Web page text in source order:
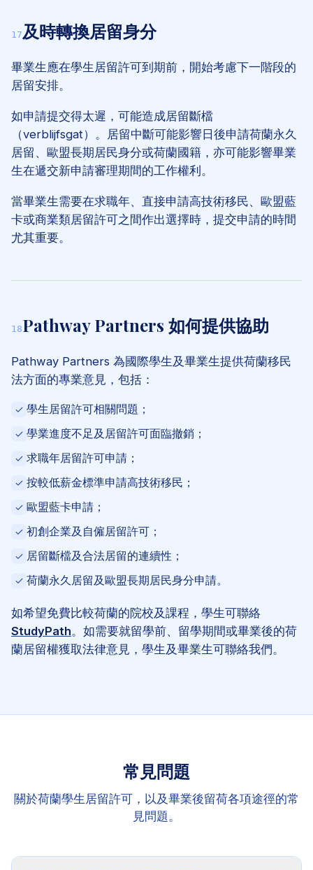
17及時轉換居留身分
畢業生應在學生居留許可到期前，開始考慮下一階段的
居留安排。
如申請提交得太遲，可能造成居留斷檔
（verblijfsgat）。居留中斷可能影響日後申請荷蘭永久
居留、歐盟長期居民身分或荷蘭國籍，亦可能影響畢業
生在遞交新申請審理期間的工作權利。
當畢業生需要在求職年、直接申請高技術移民、歐盟藍
卡或商業類居留許可之間作出選擇時，提交申請的時間
尤其重要。
18Pathway Partners 如何提供協助
Pathway Partners 為國際學生及畢業生提供荷蘭移民
法方面的專業意見，包括：
學生居留許可相關問題；
學業進度不足及居留許可面臨撤銷；
求職年居留許可申請；
按較低薪金標準申請高技術移民；
歐盟藍卡申請；
初創企業及自僱居留許可；
居留斷檔及合法居留的連續性；
荷蘭永久居留及歐盟長期居民身分申請。
如希望免費比較荷蘭的院校及課程，學生可聯絡
StudyPath。如需要就留學前、留學期間或畢業後的荷
蘭居留權獲取法律意見，學生及畢業生可聯絡我們。
常見問題
關於荷蘭學生居留許可，以及畢業後留荷各項途徑的常
見問題。